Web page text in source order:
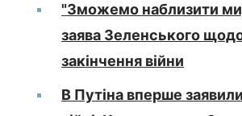
"Зможемо наблизити
заява Зеленського
закінчення війни
В Путіна вперше